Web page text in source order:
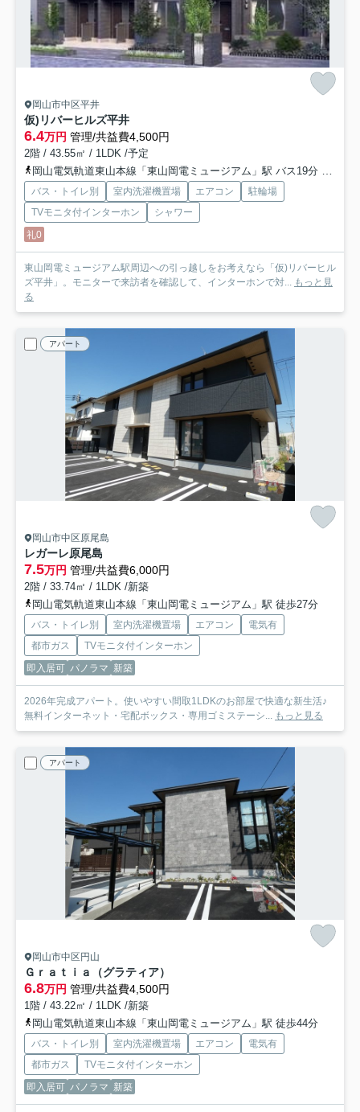
岡山市中区平井
仮)リバーヒルズ平井
6.4万円 管理/共益費4,500円
2階 / 43.55㎡ / 1LDK /予定
岡山電気軌道東山本線「東山岡電ミュージアム」駅 バス19分 「四軒屋」 停歩3分
バス・トイレ別 室内洗濯機置場 エアコン
駐輪場
TVモニタ付インターホン
シャワー
礼0
東山岡電ミュージアム駅周辺への引っ越しをお考えなら「仮)リバーヒル
ズ平井」。モニターで来訪者を確認して、インターホンで対...
もっと見
る
アパート
岡山市中区原尾島
レガーレ原尾島
7.5万円 管理/共益費6,000円
2階 / 33.74㎡ / 1LDK /新築
岡山電気軌道東山本線「東山岡電ミュージアム」駅 徒歩27分
バス・トイレ別 室内洗濯機置場 エアコン
電気有
都市ガス
TVモニタ付インターホン
即入居可 パノラマ 新築
2026年完成アパート。使いやすい間取1LDKのお部屋で快適な新生活♪
無料インターネット・宅配ボックス・専用ゴミステーシ...
もっと見る
アパート
岡山市中区円山
Ｇｒａｔｉａ（グラティア）
6.8万円 管理/共益費4,500円
1階 / 43.22㎡ / 1LDK /新築
岡山電気軌道東山本線「東山岡電ミュージアム」駅 徒歩44分
バス・トイレ別 室内洗濯機置場 エアコン
電気有
都市ガス
TVモニタ付インターホン
即入居可 パノラマ 新築